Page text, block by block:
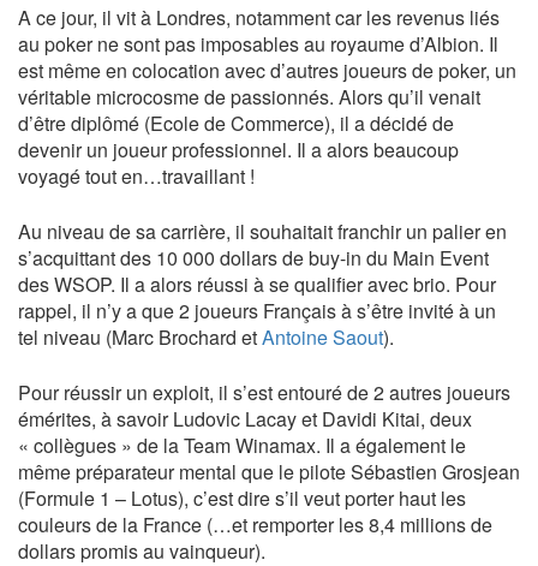
A ce jour, il vit à Londres, notamment car les revenus liés
au poker ne sont pas imposables au royaume d’Albion. Il
est même en colocation avec d’autres joueurs de poker, un
véritable microcosme de passionnés. Alors qu’il venait
d’être diplômé (Ecole de Commerce), il a décidé de
devenir un joueur professionnel. Il a alors beaucoup
voyagé tout en…travaillant !
Au niveau de sa carrière, il souhaitait franchir un palier en
s’acquittant des 10 000 dollars de buy-in du Main Event
des WSOP. Il a alors réussi à se qualifier avec brio. Pour
rappel, il n’y a que 2 joueurs Français à s’être invité à un
tel niveau (Marc Brochard etAntoine Saout).
Pour réussir un exploit, il s’est entouré de 2 autres joueurs
émérites, à savoir Ludovic Lacay et Davidi Kitai, deux
« collègues » de la Team Winamax. Il a également le
même préparateur mental que le pilote Sébastien Grosjean
(Formule 1 – Lotus), c’est dire s’il veut porter haut les
couleurs de la France (…et remporter les 8,4 millions de
dollars promis au vainqueur).